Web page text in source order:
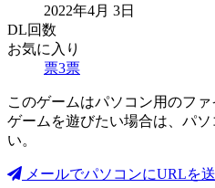
2022年4月 3日
DL回数
お気に入り
票3票
このゲームはパソコン用のファ
ゲームを遊びたい場合は、パ
い。
メールでパソコンにURLを